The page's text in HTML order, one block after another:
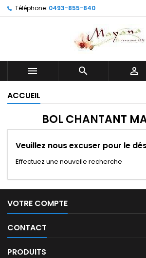
Téléphone: 0493-855-840
  
ACCUEIL
BOL CHANTANT
Veuillez nous excuser pour le
Effectuez une nouvelle recherche
VOTRE COMPTE
CONTACT
PRODUITS